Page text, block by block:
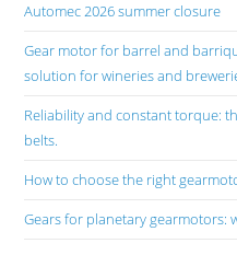
Automec 2026 summer closure
Gear motor for barrel and
solution for wineries and
Reliability and constant torque:
belts.
How to choose the right
Gears for planetary gearmotors: